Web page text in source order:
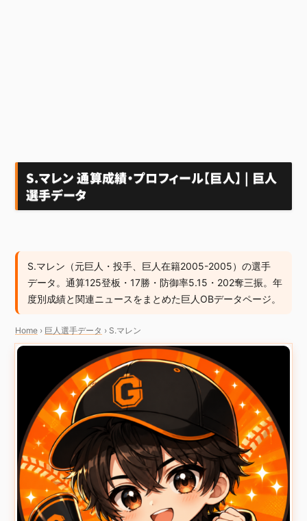
S.マレン 通算成績・プロフィール【巨人】 | 巨人
選手データ
S.マレン（元巨人・投手、巨人在籍2005-2005）の選手
データ。通算125登板・17勝・防御率5.15・202奪三振。年
度別成績と関連ニュースをまとめた巨人OBデータページ。
Home › 巨人選手データ › S.マレン